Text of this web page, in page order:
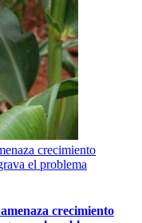
crecimiento
el problema
crecimiento